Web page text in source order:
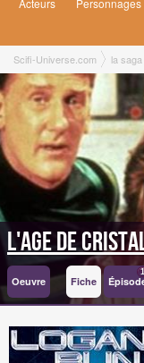
Acteurs
Personnages
Scifi-Universe.com la
L'Age de
Oeuvre Fiche